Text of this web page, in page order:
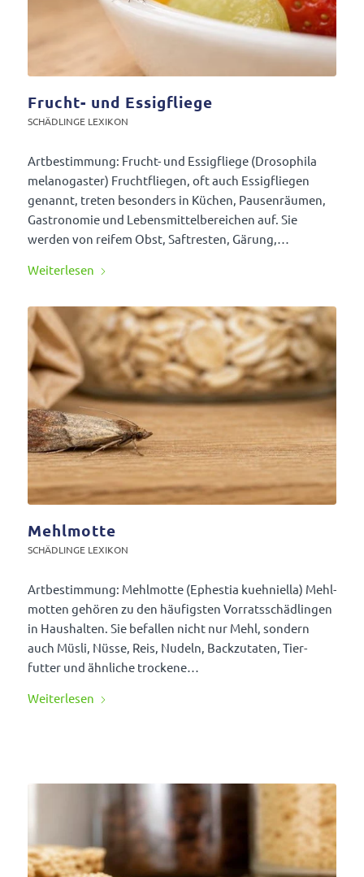
Frucht- und Essigfliege
SCHÄD­LINGE LEXIKON
Artbe­stim­mung: Frucht- und Essig­fliege (Droso­phila
mela­no­gaster) Frucht­fliegen, oft auch Essig­fliegen
genannt, treten beson­ders in Küchen, Pausen­räumen,
Gastro­nomie und Lebens­mit­tel­be­rei­chen auf. Sie
werden von reifem Obst, Saft­resten, Gärung,…
Weiter­lesen
Mehlmotte
SCHÄD­LINGE LEXIKON
Artbe­stim­mung: Mehl­motte (Ephestia kuehni­ella) Mehl­
motten gehören zu den häufigsten Vorrats­schäd­lingen
in Haus­halten. Sie befallen nicht nur Mehl, sondern
auch Müsli, Nüsse, Reis, Nudeln, Back­zu­taten, Tier­
futter und ähnliche trockene…
Weiter­lesen